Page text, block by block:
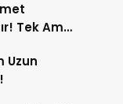
Tek Amaç
Uzun